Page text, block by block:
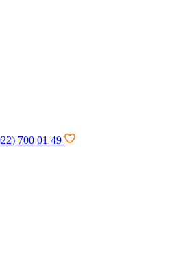
700 01 49